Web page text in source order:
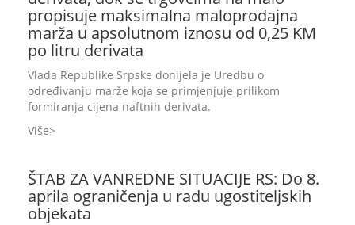
propisuje maksimalna maloprodajna
marža u apsolutnom iznosu od 0,25 KM
po litru derivata
Vlada Republike Srpske donijela je Uredbu o
određivanju marže koja se primjenjuje prilikom
formiranja cijena naftnih derivata.
Više
ŠTAB ZA VANREDNE SITUACIJE RS: Do 8.
aprila ograničenja u radu ugostiteljskih
objekata